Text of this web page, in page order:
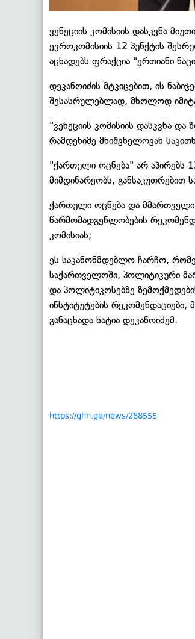
ვენეციის კომისიის დასკვნა
ევროკომისიის 12 პუნქტის
აცხადებს ფრაქცია "ერთიანი
დეკანოიძის მტკიცებით, ის
შესასრულებლად, მხოლოდ
"ვენეციის კომისიის დასკვნა
რამდენიმე მნიშვნელოვან
"ქართული ოცნება" არ აპირებს
მიმდინარეობს, განსაკუთრებით
ქართული ოცნება და
წარმომადგენლობების
კომისიას;
ეს საკანონმდებლო ჩარჩო,
საქართველოში, პოლიტიკური
და პოლიტიკოსებზე
ინსტიტუტების
განაცხადა ხატია დეკანოიძემ.
https://ghn.ge/news/288555